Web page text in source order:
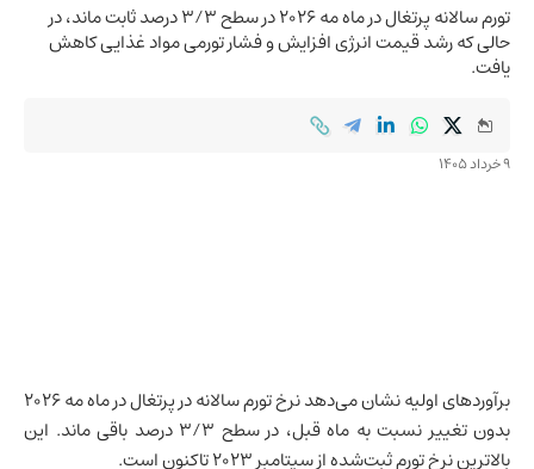
تورم سالانه پرتغال در ماه مه ۲۰۲۶ در سطح ۳/۳ درصد ثابت ماند، در
حالی که رشد قیمت انرژی افزایش و فشار تورمی مواد غذایی کاهش
یافت.
9 خرداد 1405
برآوردهای اولیه نشان می‌دهد نرخ تورم سالانه درپرتغال
در ماه مه ۲۰۲۶
بدون تغییر نسبت به ماه قبل، در سطح ۳/۳ درصد باقی ماند. این
بالاترین نرخ تورم ثبت‌شده از سپتامبر ۲۰۲۳ تاکنون است.